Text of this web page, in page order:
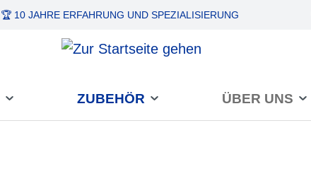
🏆 10 JAHRE ERFAHRUNG UND SPEZIALISIERUNG
ZUBEHÖR ÜBER UNS